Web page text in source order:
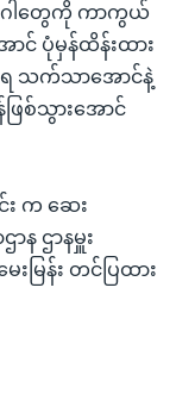
ဂါတွေကို ကာကွယ်
င် ပုံမှန်ထိန်းထား
သက်သာအောင်နဲ့
ြစ်သွားအောင်
း က ဆေး
န ဌာနမှူး
မြန်း တင်ပြထား